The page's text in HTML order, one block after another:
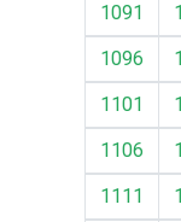
1091
1096
1101
1106
1111